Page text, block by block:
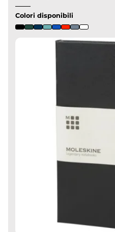
Colori disponibili